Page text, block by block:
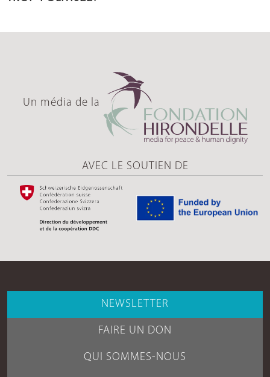
Un média de la
AVEC LE SOUTIEN DE
NEWSLETTER
FAIRE UN DON
QUI SOMMES-NOUS